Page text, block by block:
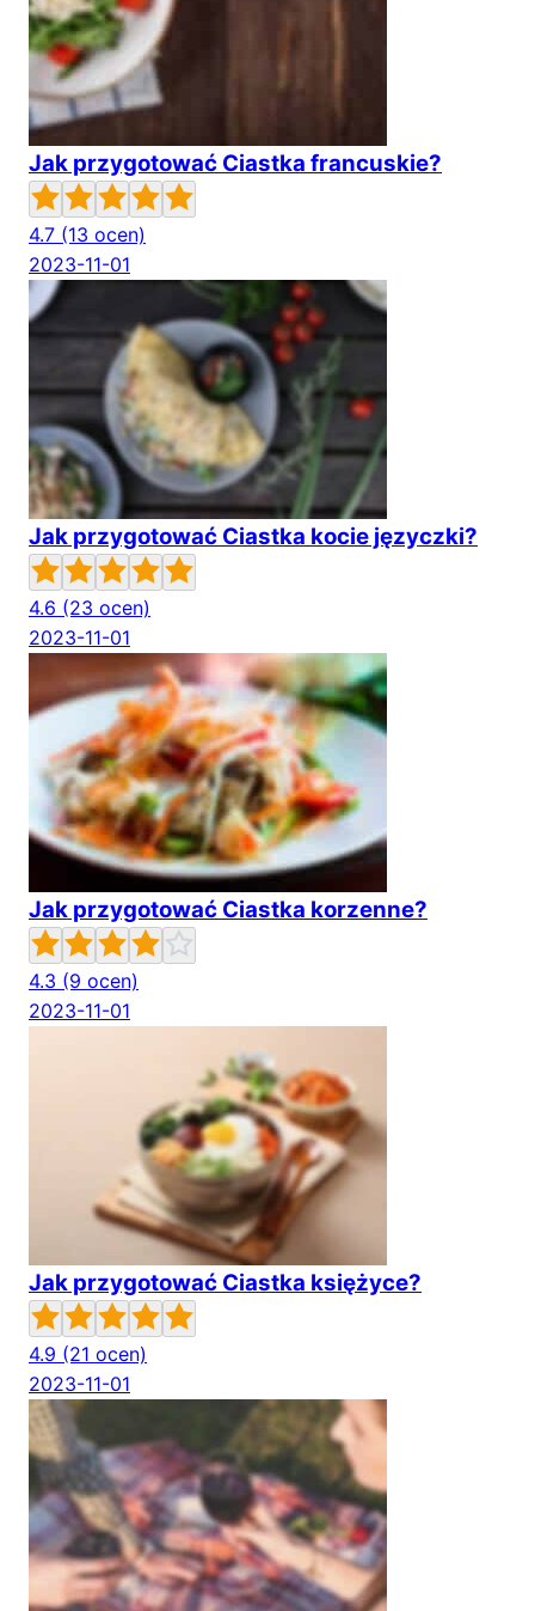
Jak przygotować Ciastka francuskie?
4.7 (13 ocen)
2023-11-01
Jak przygotować Ciastka kocie języczki?
4.6 (23 ocen)
2023-11-01
Jak przygotować Ciastka korzenne?
4.3 (9 ocen)
2023-11-01
Jak przygotować Ciastka księżyce?
4.9 (21 ocen)
2023-11-01